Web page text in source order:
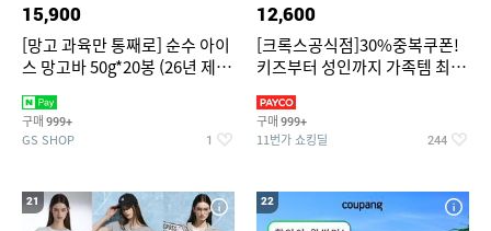
15,900
[망고 과육만 통째로] 순수 아이
스 망고바 50g*20봉 (26년 제
구매 999+
GS SHOP 1
12,600
[크록스공식점]30%중복쿠폰!
키즈부터 성인까지 가족템 최대
구매 999+
11번가 쇼킹딜 244
21 22